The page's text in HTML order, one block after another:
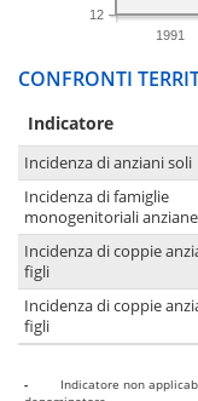
1991
12
CONFRONTI
Indicatore
Incidenza di anziani soli
Incidenza di famiglie
monogenitoriali anziane
Incidenza di coppie
figli
Incidenza di coppie
figli
-
Indicatore non